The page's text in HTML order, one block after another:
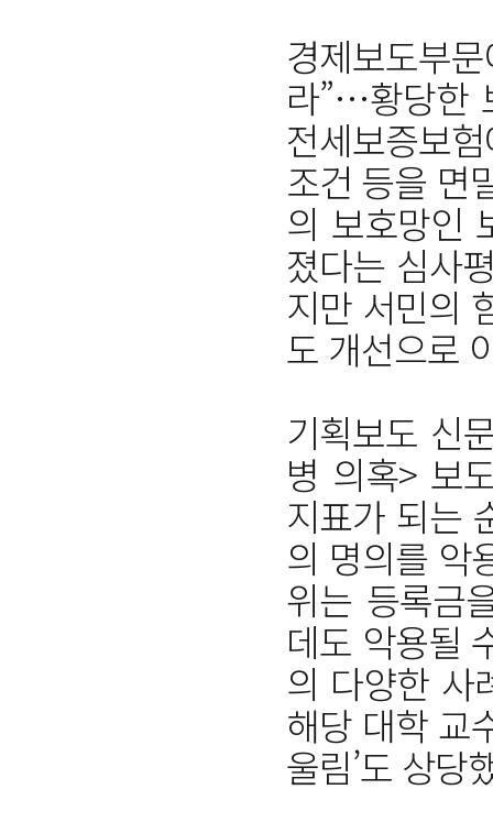
경제보도부
라”…황당한
전세보증보
조건 등을 면
의 보호망인
졌다는 심사
지만 서민의
도 개선으로
기획보도 신
병 의혹> 보
지표가 되는
의 명의를 악
위는 등록금
데도 악용될
의 다양한 사
해당 대학 교
울림’도 상당